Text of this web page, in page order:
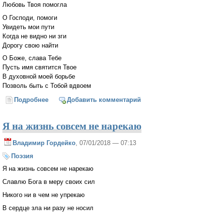
Любовь Твоя помогла
О Господи, помоги
Увидеть мои пути
Когда не видно ни зги
Дорогу свою найти
О Боже, слава Тебе
Пусть имя святится Твое
В духовной моей борьбе
Позволь быть с Тобой вдвоем
Подробнее о О Господи, прошу
Добавить комментарий
Я на жизнь совсем не нарекаю
Владимир Гордейко , 07/01/2018 — 07:13
Поэзия
Я на жизнь совсем не нарекаю
Славлю Бога в меру своих сил
Никого ни в чем не упрекаю
В сердце зла ни разу не носил